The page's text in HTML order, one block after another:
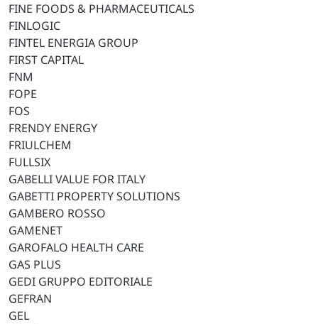
FINE FOODS & PHARMACEUTICALS
FINLOGIC
FINTEL ENERGIA GROUP
FIRST CAPITAL
FNM
FOPE
FOS
FRENDY ENERGY
FRIULCHEM
FULLSIX
GABELLI VALUE FOR ITALY
GABETTI PROPERTY SOLUTIONS
GAMBERO ROSSO
GAMENET
GAROFALO HEALTH CARE
GAS PLUS
GEDI GRUPPO EDITORIALE
GEFRAN
GEL